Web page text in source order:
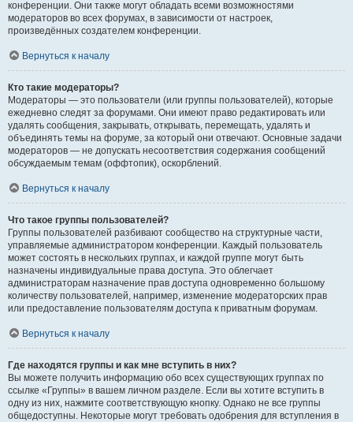
конференции. Они также могут обладать всеми возможностями
модераторов во всех форумах, в зависимости от настроек,
произведённых создателем конференции.
Вернуться к началу
Кто такие модераторы?
Модераторы — это пользователи (или группы пользователей), которые
ежедневно следят за форумами. Они имеют право редактировать или
удалять сообщения, закрывать, открывать, перемещать, удалять и
объединять темы на форуме, за который они отвечают. Основные задачи
модераторов — не допускать несоответствия содержания сообщений
обсуждаемым темам (оффтопик), оскорблений.
Вернуться к началу
Что такое группы пользователей?
Группы пользователей разбивают сообщество на структурные части,
управляемые администратором конференции. Каждый пользователь
может состоять в нескольких группах, и каждой группе могут быть
назначены индивидуальные права доступа. Это облегчает
администраторам назначение прав доступа одновременно большому
количеству пользователей, например, изменение модераторских прав
или предоставление пользователям доступа к приватным форумам.
Вернуться к началу
Где находятся группы и как мне вступить в них?
Вы можете получить информацию обо всех существующих группах по
ссылке «Группы» в вашем личном разделе. Если вы хотите вступить в
одну из них, нажмите соответствующую кнопку. Однако не все группы
общедоступны. Некоторые могут требовать одобрения для вступления в